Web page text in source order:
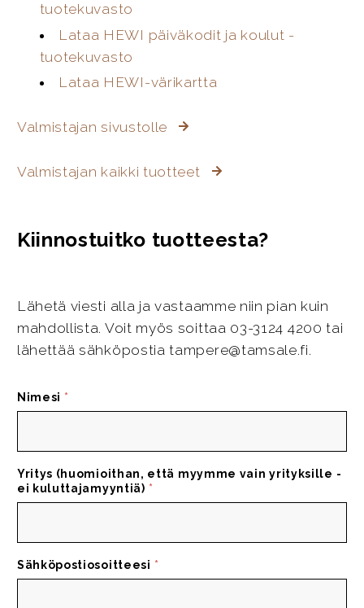
tuotekuvasto
Lataa HEWI päiväkodit ja koulut -
tuotekuvasto
Lataa HEWI-värikartta
Valmistajan sivustolle
Valmistajan kaikki tuotteet
Kiinnostuitko tuotteesta?
Lähetä viesti alla ja vastaamme niin pian kuin
mahdollista. Voit myös soittaa 03-3124 4200 tai
lähettää sähköpostia tampere@tamsale.fi.
Nimesi *
Yritys (huomioithan, että myymme vain yrityksille -
ei kuluttajamyyntiä) *
Sähköpostiosoitteesi *